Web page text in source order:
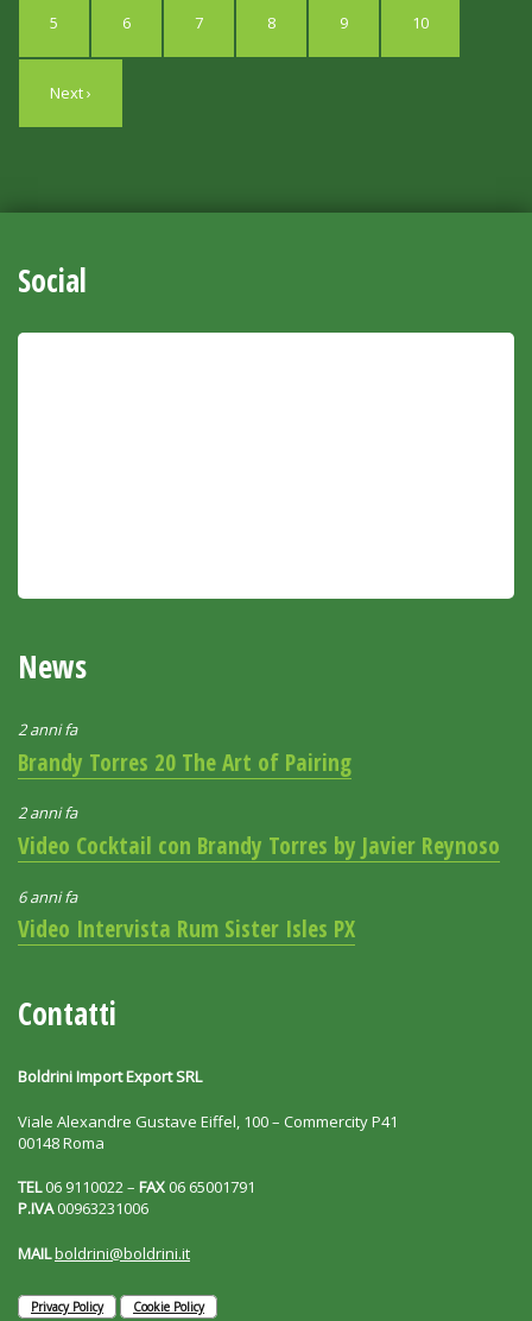
5 6 7 8 9 10
Next ›
Social
News
2 anni fa
Brandy Torres 20 The Art of Pairing
2 anni fa
Video Cocktail con Brandy Torres by Javier Reynoso
6 anni fa
Video Intervista Rum Sister Isles PX
Contatti
Boldrini Import Export SRL
Viale Alexandre Gustave Eiffel, 100 – Commercity P41
00148 Roma
TEL06 9110022 – FAX06 65001791
P.IVA00963231006
MAILboldrini@boldrini.it
Privacy Policy Cookie Policy